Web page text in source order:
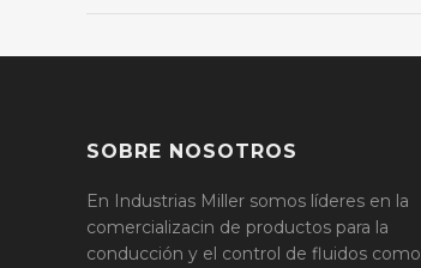
SOBRE NOSOTROS
En Industrias Miller somos líderes en la
comercializacin de productos para la
conducción y el control de fluidos como